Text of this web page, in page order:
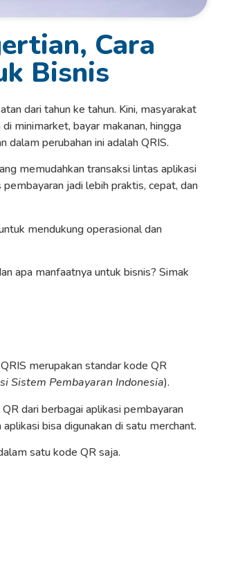
Cara
Bisnis
dari tahun ke tahun. Kini, masyarakat
minimarket, bayar makanan, hingga
perubahan ini adalah QRIS.
memudahkan transaksi lintas aplikasi
jadi lebih praktis, cepat, dan
mendukung operasional dan
apa manfaatnya untuk bisnis? Simak
merupakan standar kode QR
Sistem Pembayaran Indonesia).
dari berbagai aplikasi pembayaran
bisa digunakan di satu merchant.
satu kode QR saja.